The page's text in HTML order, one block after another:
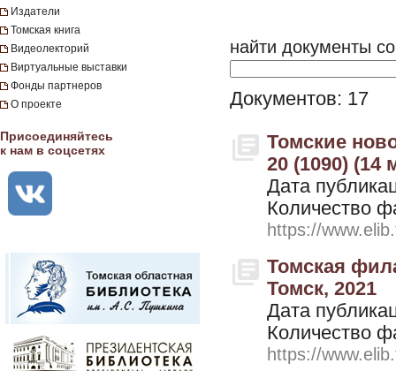
Издатели
Томская книга
Видеолекторий
Виртуальные выставки
Фонды партнеров
О проекте
Присоединяйтесь
к нам в соцсетях
найти документы
Документов: 17
Томские
20 (1090) (14
Дата
Количество
https://
Томская
Томск, 2021
Дата
Количество
https://